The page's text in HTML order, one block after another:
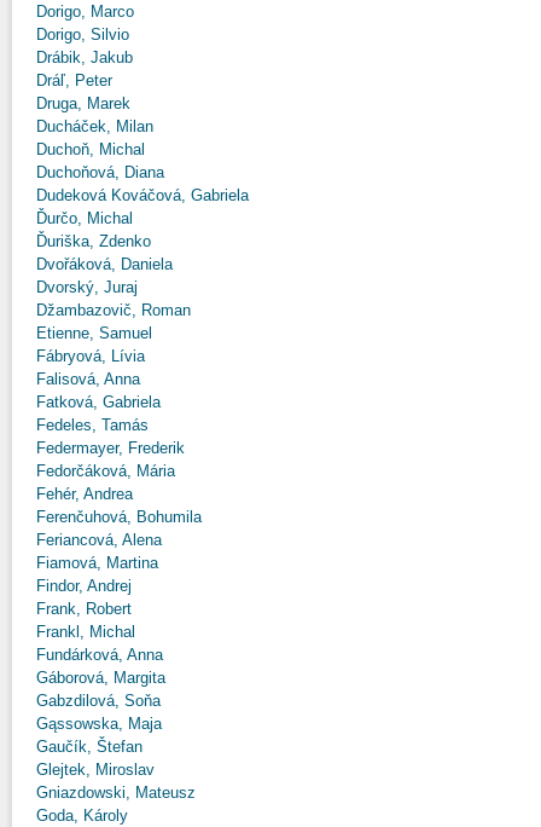
Dorigo, Marco
Dorigo, Silvio
Drábik, Jakub
Dráľ, Peter
Druga, Marek
Ducháček, Milan
Duchoň, Michal
Duchoňová, Diana
Dudeková Kováčová, Gabriela
Ďurčo, Michal
Ďuriška, Zdenko
Dvořáková, Daniela
Dvorský, Juraj
Džambazovič, Roman
Etienne, Samuel
Fábryová, Lívia
Falisová, Anna
Fatková, Gabriela
Fedeles, Tamás
Federmayer, Frederik
Fedorčáková, Mária
Fehér, Andrea
Ferenčuhová, Bohumila
Feriancová, Alena
Fiamová, Martina
Findor, Andrej
Frank, Robert
Frankl, Michal
Fundárková, Anna
Gáborová, Margita
Gabzdilová, Soňa
Gąssowska, Maja
Gaučík, Štefan
Glejtek, Miroslav
Gniazdowski, Mateusz
Goda, Károly